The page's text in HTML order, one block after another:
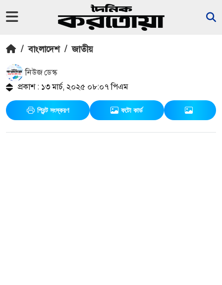
/ বাংলাদেশ / জাতীয়
নিউজ ডেস্ক
প্রকাশ : ১৩ মার্চ, ২০২৫ ০৮:০৭ পিএম
প্রিন্ট সংস্করণ ফটো কার্ড